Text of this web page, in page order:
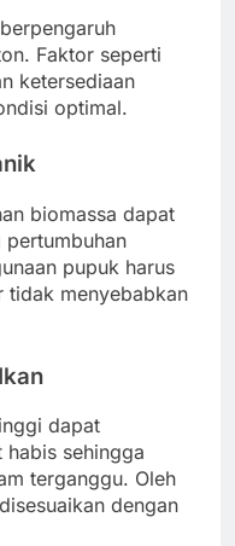
Faktor seperti
ketersediaan
optimal.
biomassa dapat
pertumbuhan
pupuk harus
tidak menyebabkan
dapat
sehingga
terganggu. Oleh
dengan